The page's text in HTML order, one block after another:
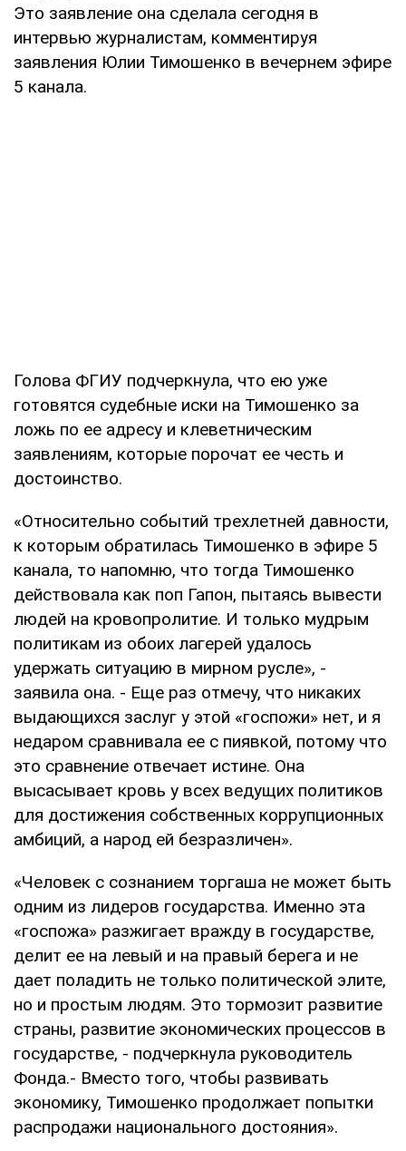
Это заявление она сделала сегодня в
интервью журналистам, комментируя
заявления Юлии Тимошенко в вечернем эфире
5 канала.
Голова ФГИУ подчеркнула, что ею уже
готовятся судебные иски на Тимошенко за
ложь по ее адресу и клеветническим
заявлениям, которые порочат ее честь и
достоинство.
«Относительно событий трехлетней давности,
к которым обратилась Тимошенко в эфире 5
канала, то напомню, что тогда Тимошенко
действовала как поп Гапон, пытаясь вывести
людей на кровопролитие. И только мудрым
политикам из обоих лагерей удалось
удержать ситуацию в мирном русле», -
заявила она. - Еще раз отмечу, что никаких
выдающихся заслуг у этой «госпожи» нет, и я
недаром сравнивала ее с пиявкой, потому что
это сравнение отвечает истине. Она
высасывает кровь у всех ведущих политиков
для достижения собственных коррупционных
амбиций, а народ ей безразличен».
«Человек с сознанием торгаша не может быть
одним из лидеров государства. Именно эта
«госпожа» разжигает вражду в государстве,
делит ее на левый и на правый берега и не
дает поладить не только политической элите,
но и простым людям. Это тормозит развитие
страны, развитие экономических процессов в
государстве, - подчеркнула руководитель
Фонда.- Вместо того, чтобы развивать
экономику, Тимошенко продолжает попытки
распродажи национального достояния».